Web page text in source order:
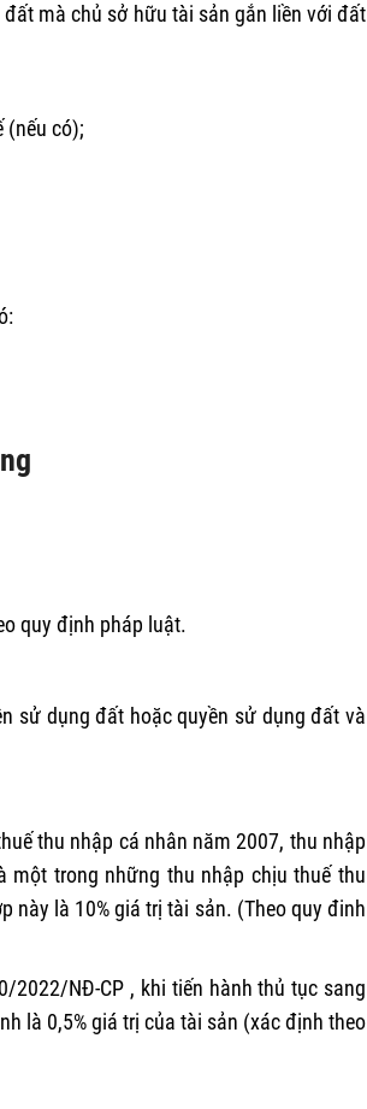
mà chủ sở hữu tài sản gắn liền với đất
(nếu có);
quy định pháp luật.
sử dụng đất hoặc quyền sử dụng đất và
thu nhập cá nhân năm 2007, thu nhập
trong những thu nhập chịu thuế thu
này là 10% giá trị tài sản. (Theo quy đinh
2022/NĐ-CP , khi tiến hành thủ tục sang
là 0,5% giá trị của tài sản (xác định theo